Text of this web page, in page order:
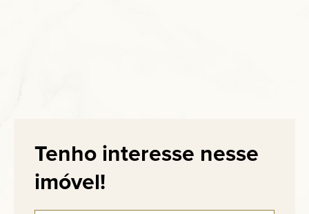
Tenho interesse nesse
imóvel!